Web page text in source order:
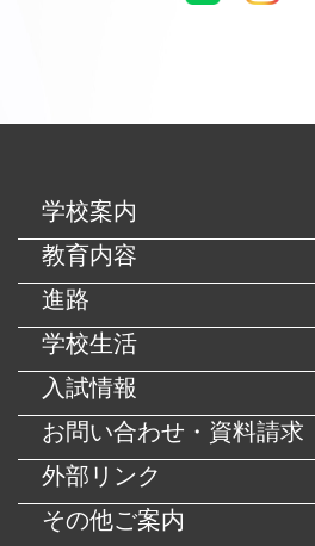
学校案内
教育内容
進路
学校生活
入試情報
お問い合わせ・資料請求
外部リンク
その他ご案内